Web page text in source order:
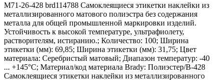
M71-26-428 brd114788 Самоклеящиеся этикетки наклейки из
металлизированного матового полиэстра без содержания
металла для общей промышленной маркировки изделий.
Устойчивость к высокой температуре, ультрафиолету,
растворителям, истиранию.; Количество: 100; Ширина
этикетки (мм): 69,85; Ширина этикетки (мм): 31,75; Цвет
материала: Серебристый матовый; Диапазон температур: -40
... +145°С; Материал/код материала Brady: Полиэстер/В-428
Самоклеящиеся этикетки наклейки из металлизированного